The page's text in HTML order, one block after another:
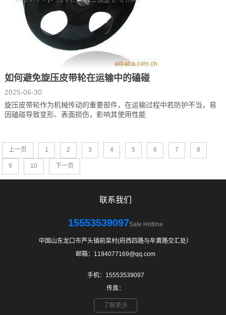
如何避免旋压皮带轮在运输中的磕碰
2025-06-30
旋压皮带轮作为机械传动的重要部件，在运输过程中若防护不当，易
因磕碰导致变形、表面损伤，影响其使用性能
上一页 1 2 3 4 5 6 7 8
9 10 下一页
联系我们
15553539097Sale Hotline
中国山东龙口市芦头镇前栾村(府西四路与牟黄路交汇处）
邮箱：1194077169@qq.com
手机：15553539097
传真：
了解更多